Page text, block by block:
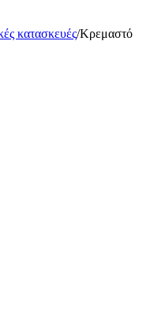
κατασκευές/Κρεμαστό